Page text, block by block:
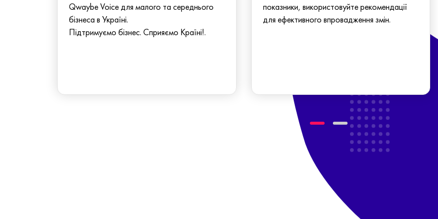
Qwaybe Voice для малого та середнього
бізнеса в Україні.
Підтримуємо бізнес. Сприяємо Країні!.
показники, використовуйте рекомендації
для ефективного впровадження змін.